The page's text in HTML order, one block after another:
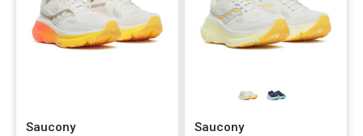
Saucony Saucony